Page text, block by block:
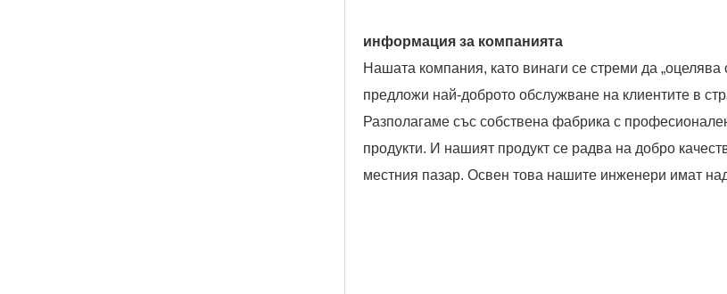
информация за компанията
Нашата компания, като винаги се стреми да
предложи най-доброто обслужване на клиентите в
Разполагаме със собствена фабрика с
продукти. И нашият продукт се радва на добро
местния пазар. Освен това нашите инженери имат